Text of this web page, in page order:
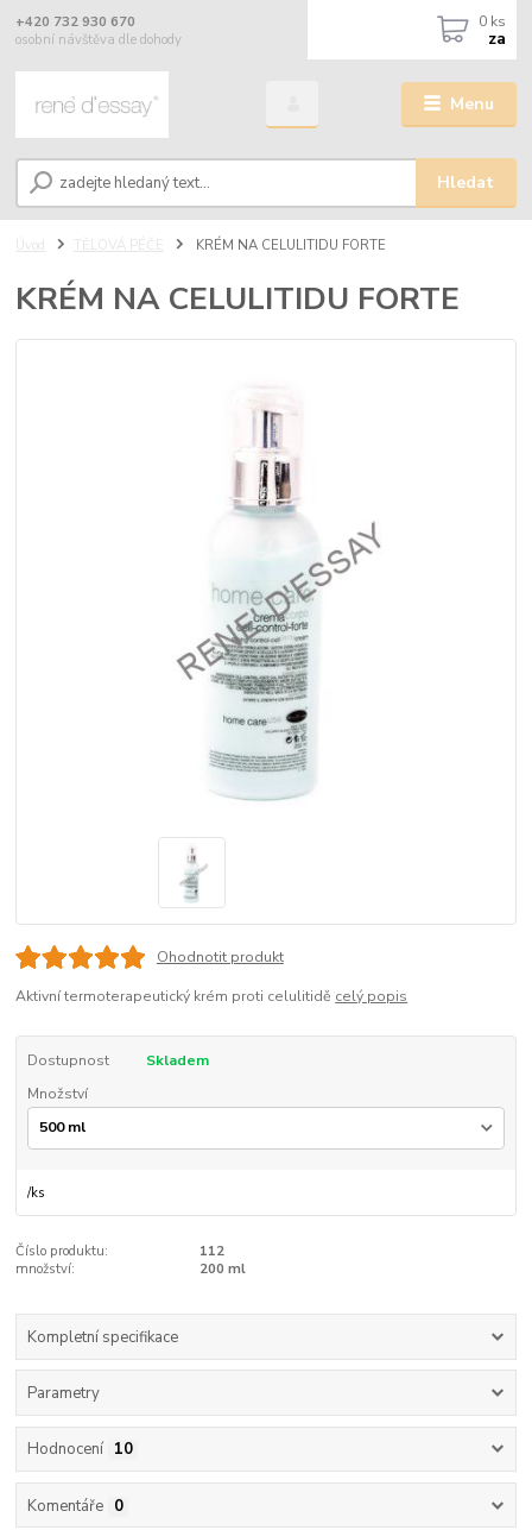
Menu
Hledat
+420 732 930 670
osobní návštěva dle dohody
0 ks
za
Úvod TĚLOVÁ PÉČE KRÉM NA CELULITIDU FORTE
KRÉM NA CELULITIDU FORTE
Ohodnotit produkt
Aktivní termoterapeutický krém proti celulitidě celý popis
Dostupnost
Skladem
Množství
/ks
Číslo produktu:
112
množství:
200 ml
Kompletní specifikace
Parametry
Hodnocení 10
Komentáře 0